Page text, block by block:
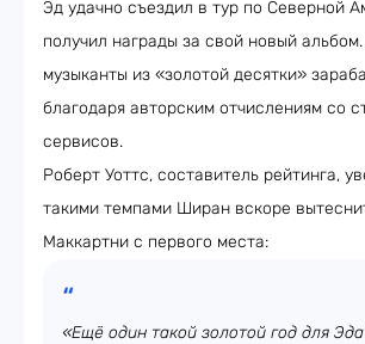
Эд удачно съездил в тур по Северной
получил награды за свой новый
музыканты из «золотой десятки»
благодаря авторским отчислениям со
сервисов.
Роберт Уоттс, составитель рейтинга,
такими темпами Ширан вскоре
Маккартни с первого места:
«Ещё один такой золотой год для